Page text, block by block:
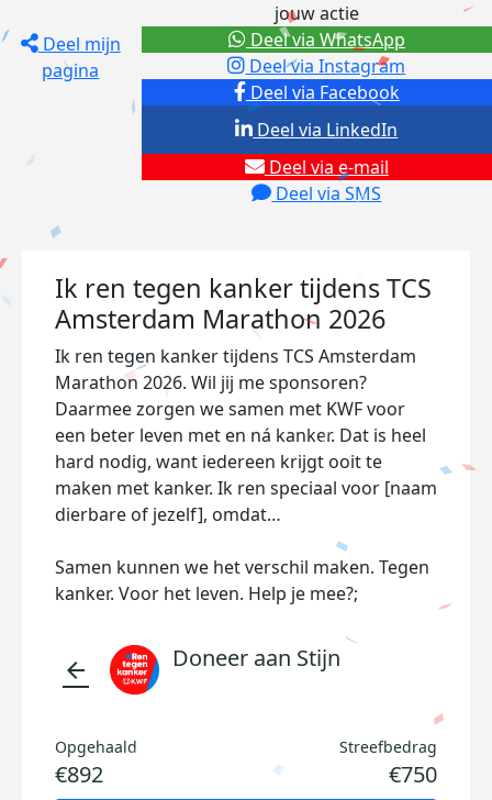
Deel mijn
pagina
jouw actie
Deel via Facebook
Deel via Instagram
Deel via e-mail
Deel via SMS
Deel via LinkedIn
Deel via WhatsApp
Ik ren tegen kanker tijdens TCS
Amsterdam Marathon 2026
Ik ren tegen kanker tijdens TCS Amsterdam
Marathon 2026. Wil jij me sponsoren?
Daarmee zorgen we samen met KWF voor
een beter leven met en ná kanker. Dat is heel
hard nodig, want iedereen krijgt ooit te
maken met kanker. Ik ren speciaal voor [naam
dierbare of jezelf], omdat…
Samen kunnen we het verschil maken. Tegen
kanker. Voor het leven. Help je mee?;
arrow_back Doneer aan Stijn
Opgehaald
€892
Streefbedrag
€750